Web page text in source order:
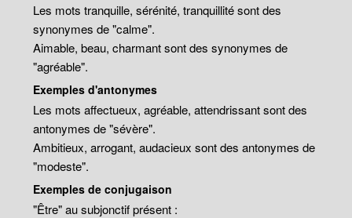
Les mots tranquille, sérénité, tranquillité sont des
synonymes de "calme".
Aimable, beau, charmant sont des synonymes de
"agréable".
Exemples d'antonymes
Les mots affectueux, agréable, attendrissant sont des
antonymes de "sévère".
Ambitieux, arrogant, audacieux sont des antonymes de
"modeste".
Exemples de conjugaison
"Être" au subjonctif présent :